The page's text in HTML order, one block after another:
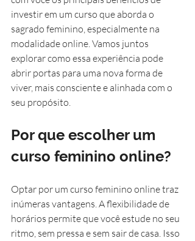
investir em um curso que aborda o
sagrado feminino, especialmente na
modalidade online. Vamos juntos
explorar como essa experiência pode
abrir portas para uma nova forma de
viver, mais consciente e alinhada com o
seu propósito.
Por que escolher um
curso feminino online?
Optar por um curso feminino online traz
inúmeras vantagens. A flexibilidade de
horários permite que você estude no seu
ritmo, sem pressa e sem sair de casa. Isso